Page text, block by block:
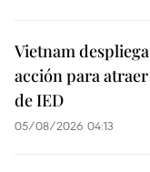
Vietnam
acción para
de IED
05/08/2026 04:13